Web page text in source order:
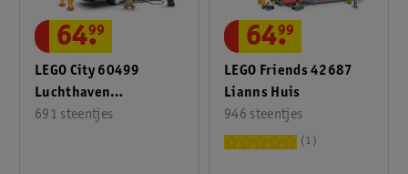
LEGO City 60499
Luchthaven
Brandweertruck
691 steentjes
64.
99
LEGO Friends 42687
Lianns Huis
946 steentjes
64.
99
1